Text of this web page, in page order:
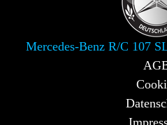
Mercedes-Benz R/C 107